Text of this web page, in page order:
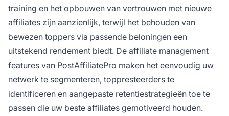
training en het opbouwen van vertrouwen met nieuwe
affiliates zijn aanzienlijk, terwijl het behouden van
bewezen toppers via passende beloningen een
uitstekend rendement biedt. De affiliate management
features van PostAffiliatePro maken het eenvoudig uw
netwerk te segmenteren, toppresteerders te
identificeren en aangepaste retentiestrategieën toe te
passen die uw beste affiliates gemotiveerd houden.